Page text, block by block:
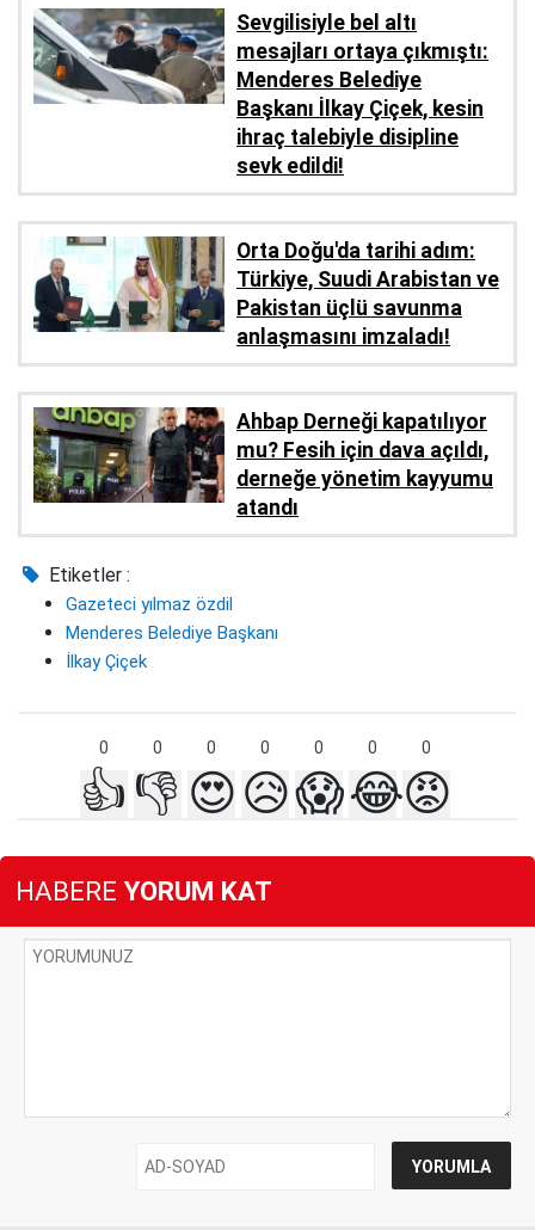
Sevgilisiyle bel altı
mesajları ortaya çıkmıştı:
Menderes Belediye
Başkanı İlkay Çiçek, kesin
ihraç talebiyle disipline
sevk edildi!
Orta Doğu'da tarihi adım:
Türkiye, Suudi Arabistan ve
Pakistan üçlü savunma
anlaşmasını imzaladı!
Ahbap Derneği kapatılıyor
mu? Fesih için dava açıldı,
derneğe yönetim kayyumu
atandı
Etiketler :
Gazeteci yılmaz özdil
Menderes Belediye Başkanı
İlkay Çiçek
0 0 0 0 0 0 0
👍 👎 😍😥😱😂😡
HABERE YORUM KAT